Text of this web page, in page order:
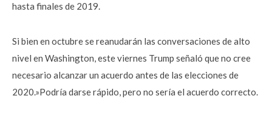
hasta finales de 2019.
Si bien en octubre se reanudarán las conversaciones de alto
nivel en Washington, este viernes Trump señaló que no cree
necesario alcanzar un acuerdo antes de las elecciones de
2020.»Podría darse rápido, pero no sería el acuerdo correcto.